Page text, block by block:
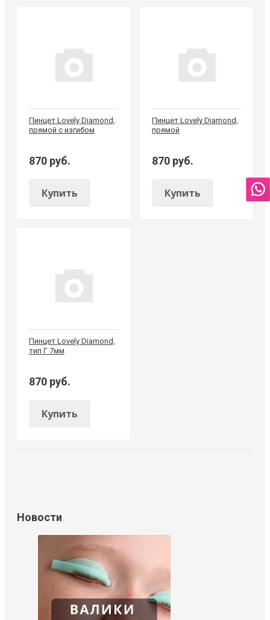
Пинцет Lovely Diamond,
прямой с изгибом
870 руб.
Купить
Пинцет Lovely Diamond,
прямой
870 руб.
Купить
Пинцет Lovely Diamond,
тип Г 7мм
870 руб.
Купить
Новости